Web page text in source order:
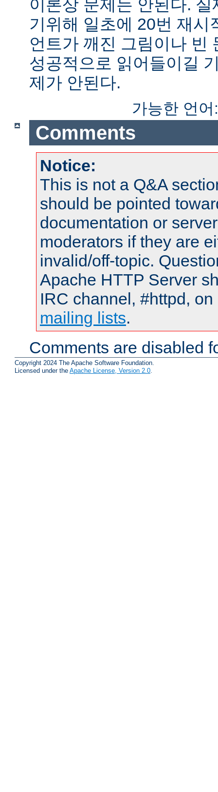
이론상 문제는 안된다.
기위해 일초에 20번 재시
언트가 깨진 그림이나 빈
성공적으로 읽어들이길
제가 안된다.
가능한 언
Comments
Notice:
This is not a Q&A
should be pointed
documentation or
moderators if they are
invalid/off-topic.
Apache HTTP Server
IRC channel, #httpd,
mailing lists.
Comments are disabled
Copyright 2024 The Apache Software Foundation.
Licensed under the Apache License, Version 2.0.